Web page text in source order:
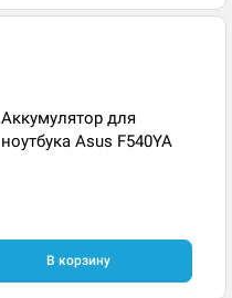
Аккумулятор для
ноутбука Asus F540YA
В корзину